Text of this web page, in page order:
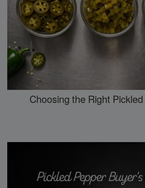
Choosing the Right